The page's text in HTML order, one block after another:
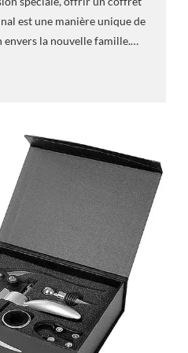
est une manière unique de
la nouvelle famille.…